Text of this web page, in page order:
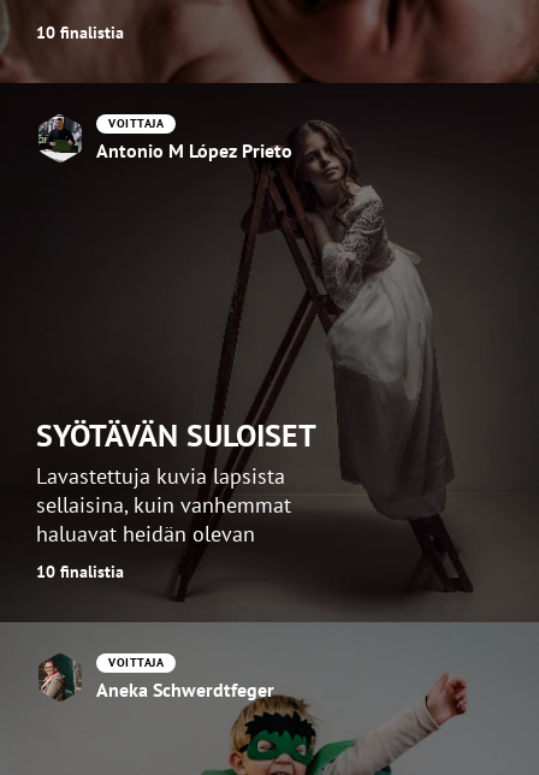
10 finalistia
VOITTAJA
Antonio M López Prieto
SYÖTÄVÄN SULOISET
Lavastettuja kuvia lapsista
sellaisina, kuin vanhemmat
haluavat heidän olevan
10 finalistia
VOITTAJA
Aneka Schwerdtfeger